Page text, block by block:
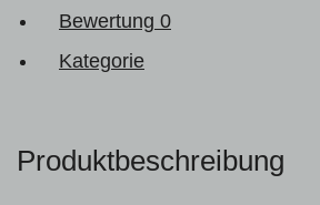
Bewertung 0
Kategorie
Produktbeschreibung